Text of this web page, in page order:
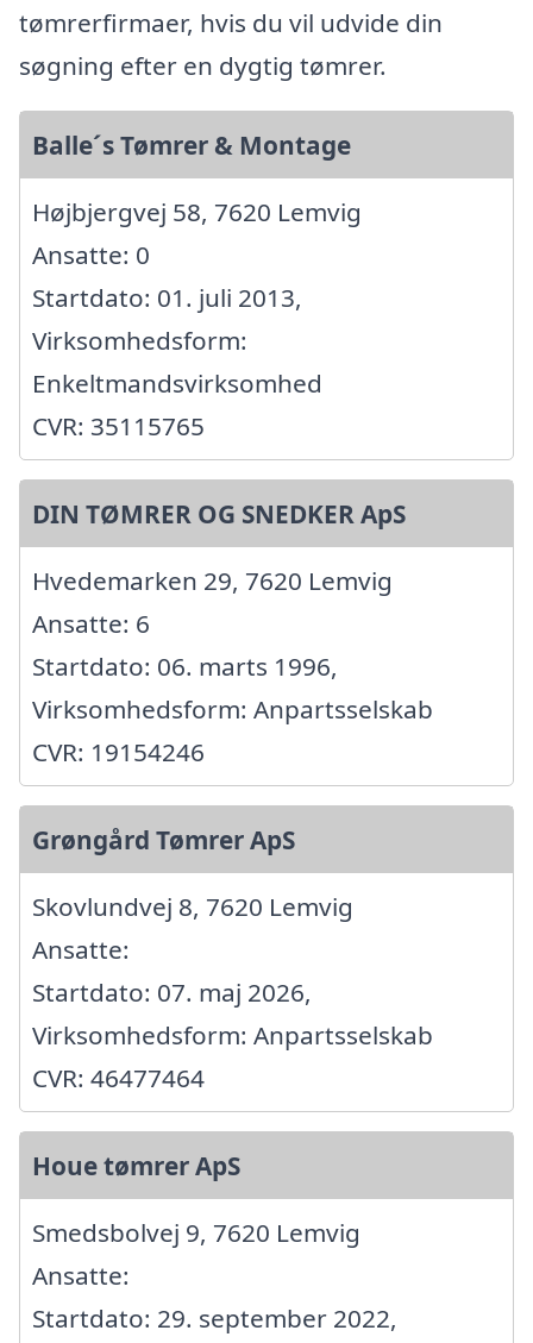
tømrerfirmaer, hvis du vil udvide din
søgning efter en dygtig tømrer.
Balle´s Tømrer & Montage
Højbjergvej 58, 7620 Lemvig
Ansatte: 0
Startdato: 01. juli 2013,
Virksomhedsform:
Enkeltmandsvirksomhed
CVR: 35115765
DIN TØMRER OG SNEDKER ApS
Hvedemarken 29, 7620 Lemvig
Ansatte: 6
Startdato: 06. marts 1996,
Virksomhedsform: Anpartsselskab
CVR: 19154246
Grøngård Tømrer ApS
Skovlundvej 8, 7620 Lemvig
Ansatte:
Startdato: 07. maj 2026,
Virksomhedsform: Anpartsselskab
CVR: 46477464
Houe tømrer ApS
Smedsbolvej 9, 7620 Lemvig
Ansatte:
Startdato: 29. september 2022,